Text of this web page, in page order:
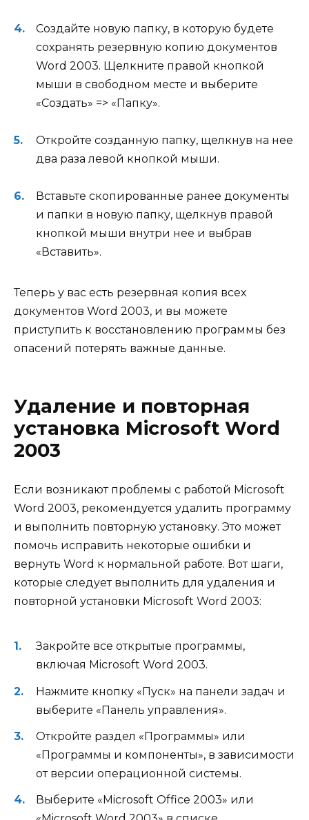
Создайте новую папку, в которую будете
сохранять резервную копию документов
Word 2003. Щелкните правой кнопкой
мыши в свободном месте и выберите
«Создать» => «Папку».
Откройте созданную папку, щелкнув на нее
два раза левой кнопкой мыши.
Вставьте скопированные ранее документы
и папки в новую папку, щелкнув правой
кнопкой мыши внутри нее и выбрав
«Вставить».
Теперь у вас есть резервная копия всех
документов Word 2003, и вы можете
приступить к восстановлению программы без
опасений потерять важные данные.
Удаление и повторная
установка Microsoft Word
2003
Если возникают проблемы с работой Microsoft
Word 2003, рекомендуется удалить программу
и выполнить повторную установку. Это может
помочь исправить некоторые ошибки и
вернуть Word к нормальной работе. Вот шаги,
которые следует выполнить для удаления и
повторной установки Microsoft Word 2003:
Закройте все открытые программы,
включая Microsoft Word 2003.
Нажмите кнопку «Пуск» на панели задач и
выберите «Панель управления».
Откройте раздел «Программы» или
«Программы и компоненты», в зависимости
от версии операционной системы.
Выберите «Microsoft Office 2003» или